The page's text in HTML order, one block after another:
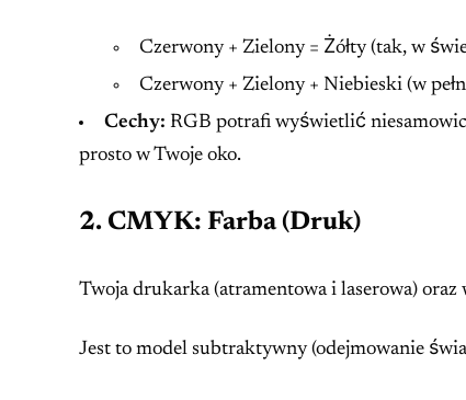
Czerwony + Zielony = Żółty (tak, w
Czerwony + Zielony + Niebieski (w
Cechy: RGB potrafi wyświetlić
prosto w Twoje oko.
2. CMYK: Farba (Druk)
Twoja drukarka (atramentowa i laserowa)
Jest to model subtraktywny (odejmowanie